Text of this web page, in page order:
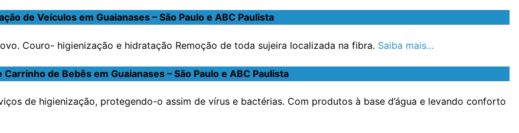
de Veículos em Guaianases – São Paulo e ABC Paulista
Couro- higienização e hidratação Remoção de toda sujeira localizada na fibra. Saiba mais…
Carrinho de Bebês em Guaianases – São Paulo e ABC Paulista
de higienização, protegendo-o assim de vírus e bactérias. Com produtos à base d’água e levando conforto